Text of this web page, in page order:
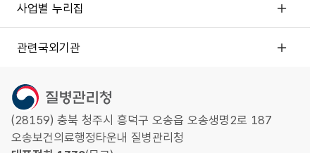
사업별 누리집
관련국외기관
(28159) 충북 청주시 흥덕구 오송읍 오송생명2로 187
오송보건의료행정타운내 질병관리청